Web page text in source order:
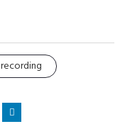
recording